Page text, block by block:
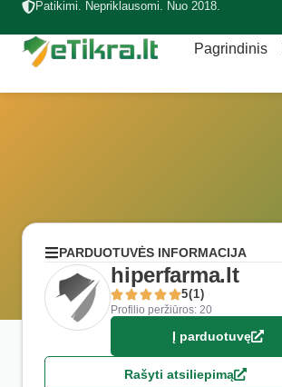
Patikimi. Nepriklausomi. Nuo 2018.
Pagrindinis
PARDUOTUVĖS INFORMACIJA
hiperfarma.lt
5(1)
Profilio peržiūros: 20
Į parduotuvę
Rašyti atsiliepimą